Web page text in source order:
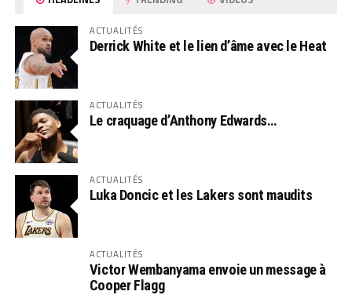
ACTUALITÉS
Derrick White et le lien d’âme avec le Heat
ACTUALITÉS
Le craquage d’Anthony Edwards…
ACTUALITÉS
Luka Doncic et les Lakers sont maudits
ACTUALITÉS
Victor Wembanyama envoie un message à
Cooper Flagg